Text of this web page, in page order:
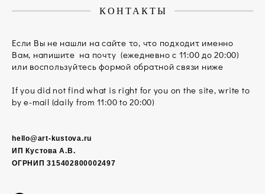
КОНТАКТЫ
Если Вы не нашли на сайте то, что подходит именно
Вам, напишите на почту (ежедневно с 11:00 до 20:00)
или воспользуйтесь формой обратной связи ниже
If you did not find what is right for you on the site, write to
by e-mail (daily from 11:00 to 20:00)
hello@art-kustova.ru
ИП Кустова А.В.
ОГРНИП 315402800002497